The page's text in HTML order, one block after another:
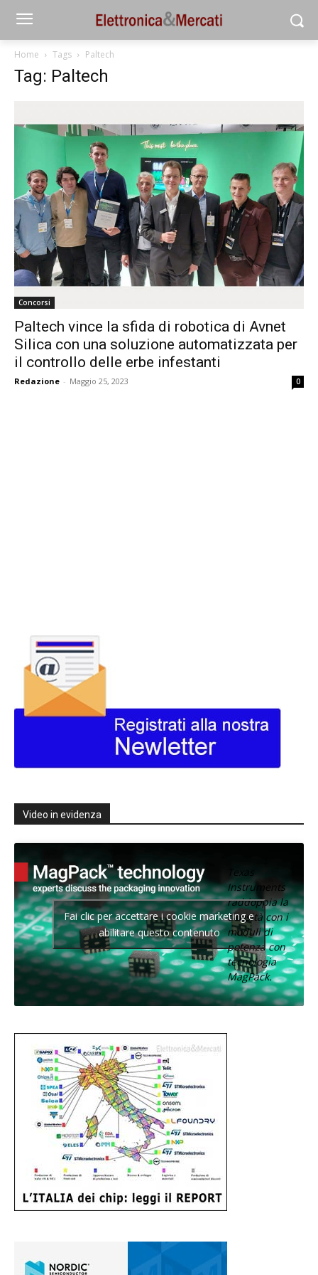
Home Tags Paltech
Tag: Paltech
Concorsi
Paltech vince la sfida di robotica di Avnet
Silica con una soluzione automatizzata per
il controllo delle erbe infestanti
Redazione - Maggio 25, 2023 0
Video in evidenza
Texas
Instruments
raddoppia la
densità con i
moduli di
potenza con
tecnologia
MagPack.
Fai clic per accettare i cookie marketing e
abilitare questo contenuto